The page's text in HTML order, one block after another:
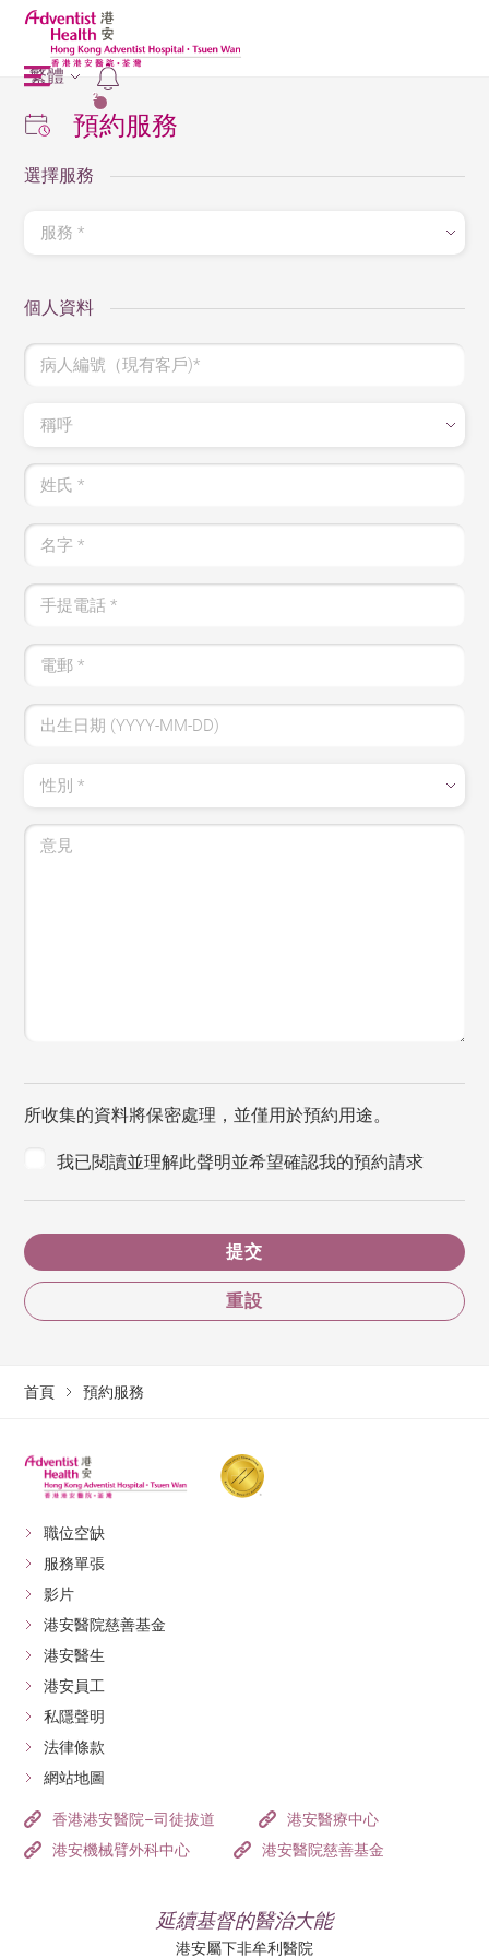
2
繁體
預約服務
選擇服務
服務 *
個人資料
病人編號（現有客戶)*
稱呼
姓氏 *
名字 *
手提電話 *
電郵 *
出生日期 (YYYY-MM-DD)
性別 *
意見
所收集的資料將保密處理，並僅用於預約用途。
我已閱讀並理解此聲明並希望確認我的預約請求
提交
重設
首頁 預約服務
職位空缺
服務單張
影片
港安醫院慈善基金
港安醫生
港安員工
私隱聲明
法律條款
網站地圖
香港港安醫院–司徒拔道
港安醫療中心
港安機械臂外科中心
港安醫院慈善基金
延續基督的醫治大能
港安屬下非牟利醫院